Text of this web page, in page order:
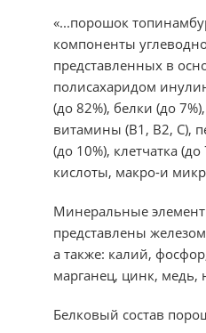
«...порошок
компоненты
представленных в
полисахаридом
(до 82%), белки (до
витамины (B1, В2, С),
(до 10%), клетчатка
кислоты, макро-и
Минеральные
представлены
а также: калий,
марганец, цинк, медь,
Белковый состав